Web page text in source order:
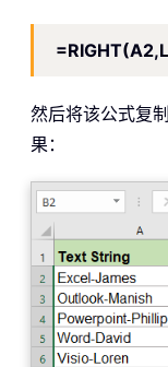
然后将该公式复
果：